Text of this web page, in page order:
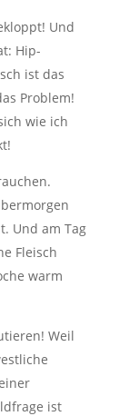
Und
Hip-
ist das
Problem!
wie ich
Und am Tag
Fleisch
warm
Weil
ist